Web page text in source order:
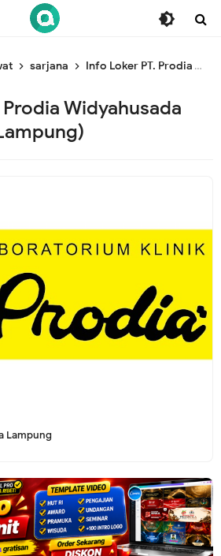
br end */
sarjana Info Loker PT. Prodia Widyahusada Tbk (Cabang Lampung)
Widyahusada
Lampung